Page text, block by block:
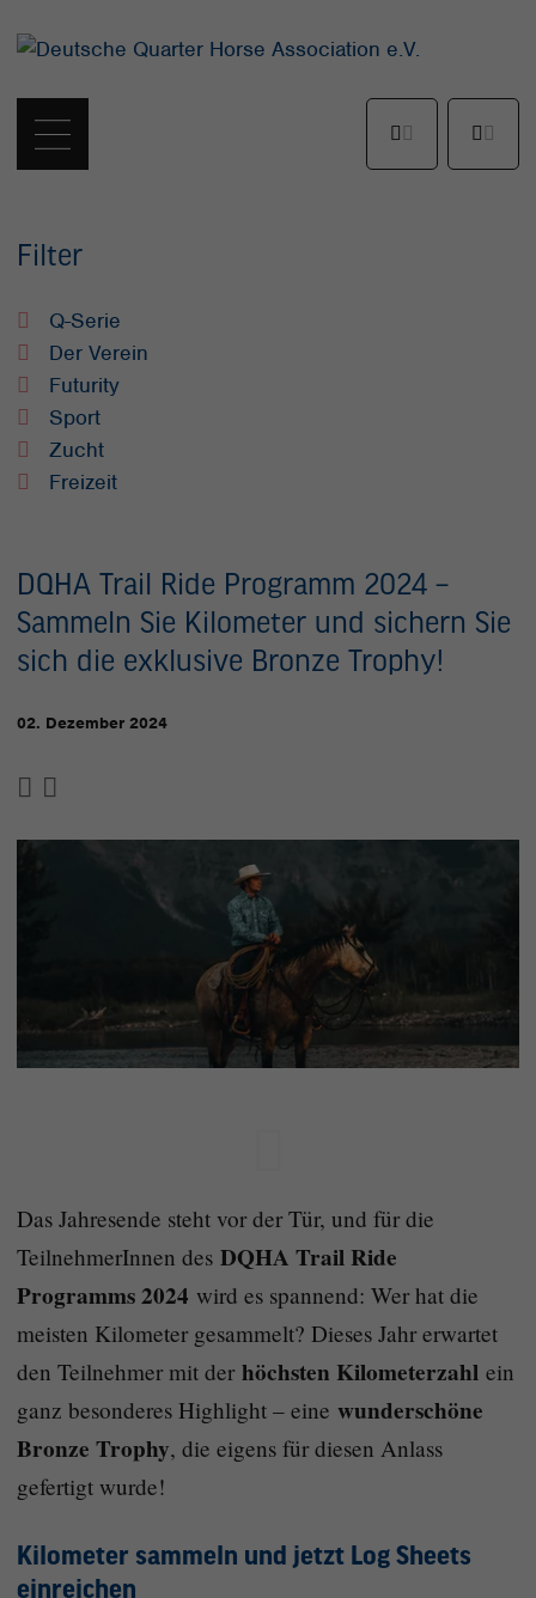
Filter
Q-Serie
Der Verein
Futurity
Sport
Zucht
Freizeit
DQHA Trail Ride Programm 2024 –
Sammeln Sie Kilometer und sichern Sie
sich die exklusive Bronze Trophy!
02. Dezember 2024
Das Jahresende steht vor der Tür, und für die
TeilnehmerInnen des DQHA Trail Ride
Programms 2024 wird es spannend: Wer hat die
meisten Kilometer gesammelt? Dieses Jahr erwartet
den Teilnehmer mit der höchsten Kilometerzahl ein
ganz besonderes Highlight – eine wunderschöne
Bronze Trophy, die eigens für diesen Anlass
gefertigt wurde!
Kilometer sammeln und jetzt Log Sheets
einreichen